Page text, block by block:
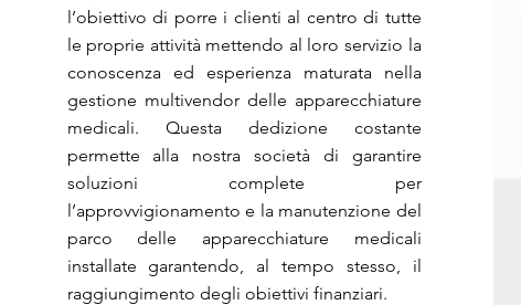
l’obiettivo di porre i clienti al centro di tutte
le proprie attività mettendo al loro servizio la
conoscenza ed esperienza maturata nella
gestione multivendor delle apparecchiature
medicali. Questa dedizione costante
permette alla nostra società di garantire
soluzioni complete per
l’approvvigionamento e la manutenzione del
parco delle apparecchiature medicali
installate garantendo, al tempo stesso, il
raggiungimento degli obiettivi finanziari.